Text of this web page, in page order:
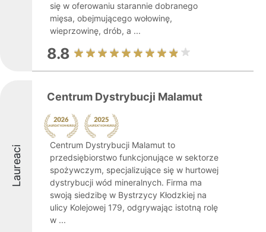
się w oferowaniu starannie dobranego
mięsa, obejmującego wołowinę,
wieprzowinę, drób, a ...
8.8
Laureaci
Centrum Dystrybucji Malamut
Centrum Dystrybucji Malamut to
przedsiębiorstwo funkcjonujące w sektorze
spożywczym, specjalizujące się w hurtowej
dystrybucji wód mineralnych. Firma ma
swoją siedzibę w Bystrzycy Kłodzkiej na
ulicy Kolejowej 179, odgrywając istotną rolę
w ...